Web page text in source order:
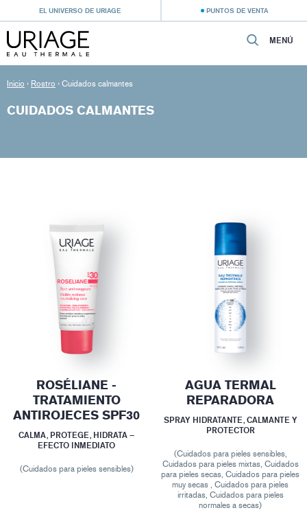
EL UNIVERSO DE URIAGE PUNTOS DE VENTA
MENÚ
Inicio › Rostro › Cuidados calmantes
CUIDADOS CALMANTES
ROSÉLIANE -
TRATAMIENTO
ANTIROJECES SPF30
CALMA, PROTEGE, HIDRATA –
EFECTO INMEDIATO
(Cuidados para pieles sensibles)
AGUA TERMAL
REPARADORA
SPRAY HIDRATANTE, CALMANTE Y
PROTECTOR
(Cuidados para pieles sensibles,
Cuidados para pieles mixtas, Cuidados
para pieles secas, Cuidados para pieles
muy secas , Cuidados para pieles
irritadas, Cuidados para pieles
normales a secas)